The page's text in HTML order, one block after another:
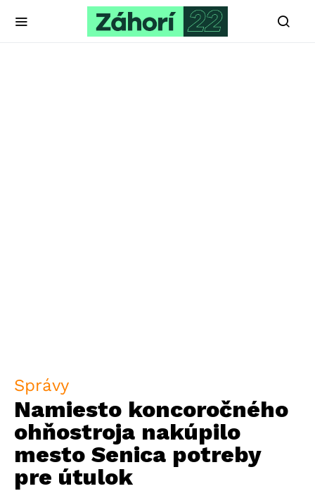
Správy
Namiesto koncoročného
ohňostroja nakúpilo
mesto Senica potreby
pre útulok